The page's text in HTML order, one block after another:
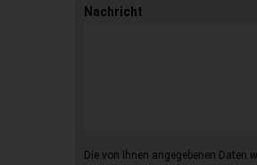
Nachricht
Die von Ihnen angegebenen Daten